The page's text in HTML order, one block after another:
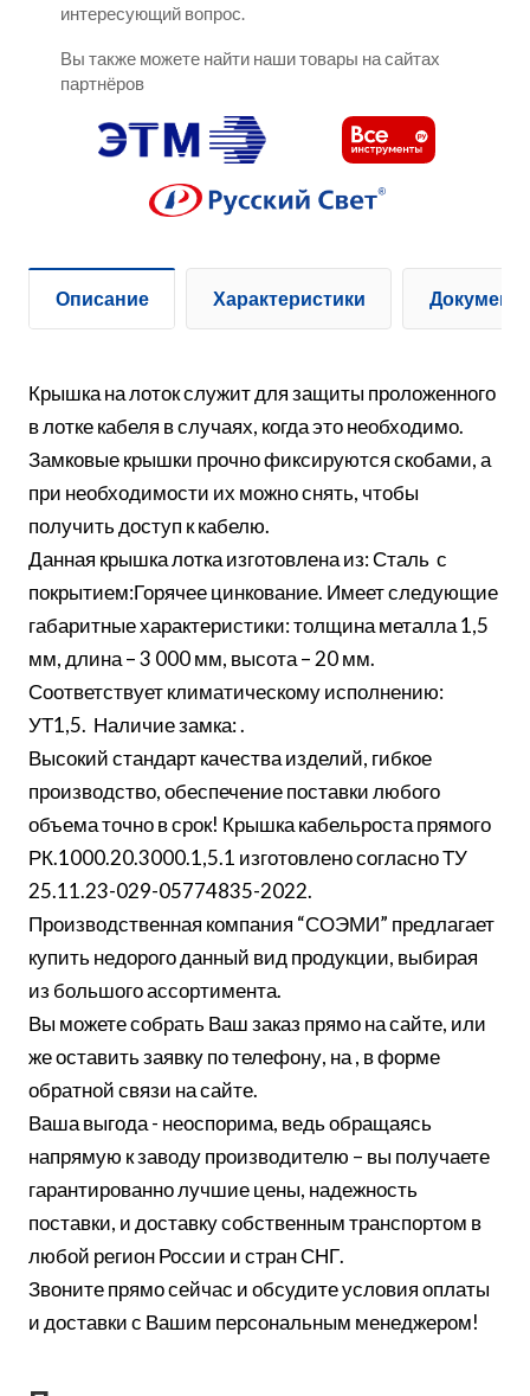
интересующий вопрос.
Вы также можете найти наши товары на сайтах
партнёров
Описание Характеристики
Крышка на лоток служит для защиты проложенного
в лотке кабеля в случаях, когда это необходимо.
Замковые крышки прочно фиксируются скобами, а
при необходимости их можно снять, чтобы
получить доступ к кабелю.
Данная крышка лотка изготовлена из: Сталь с
покрытием:Горячее цинкование. Имеет следующие
габаритные характеристики: толщина металла 1,5
мм, длина – 3 000 мм, высота – 20 мм.
Соответствует климатическому исполнению:
УТ1,5. Наличие замка: .
Высокий стандарт качества изделий, гибкое
производство, обеспечение поставки любого
объема точно в срок! Крышка кабельроста прямого
РК.1000.20.3000.1,5.1 изготовлено согласно ТУ
25.11.23-029-05774835-2022.
Производственная компания “СОЭМИ” предлагает
купить недорого данный вид продукции, выбирая
из большого ассортимента.
Вы можете собрать Ваш заказ прямо на сайте, или
же оставить заявку по телефону, на , в форме
обратной связи на сайте.
Ваша выгода - неоспорима, ведь обращаясь
напрямую к заводу производителю – вы получаете
гарантированно лучшие цены, надежность
поставки, и доставку собственным транспортом в
любой регион России и стран СНГ.
Звоните прямо сейчас и обсудите условия оплаты
и доставки с Вашим персональным менеджером!